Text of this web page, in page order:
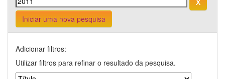
Iniciar uma nova pesquisa
Adicionar filtros:
Utilizar filtros para refinar o resultado da pesquisa.